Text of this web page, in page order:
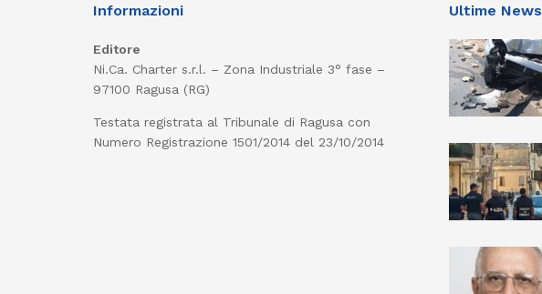
Informazioni
Editore
Ni.Ca. Charter s.r.l. – Zona Industriale 3° fase –
97100 Ragusa (RG)
Testata registrata al Tribunale di Ragusa con
Numero Registrazione 1501/2014 del 23/10/2014
Ultime News